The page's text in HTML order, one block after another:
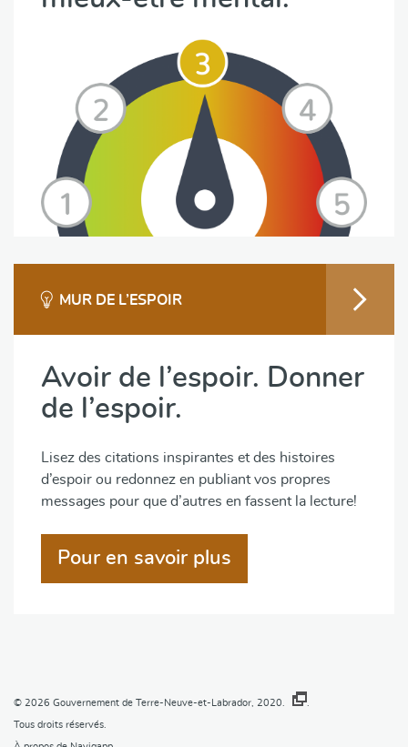
MUR DE L’ESPOIR
Avoir de l’espoir. Donner
de l’espoir.
Lisez des citations inspirantes et des histoires
d’espoir ou redonnez en publiant vos propres
messages pour que d’autres en fassent la lecture!
Pour en savoir plus
© 2026 Gouvernement de Terre-Neuve-et-Labrador, 2020. .
Tous droits réservés.